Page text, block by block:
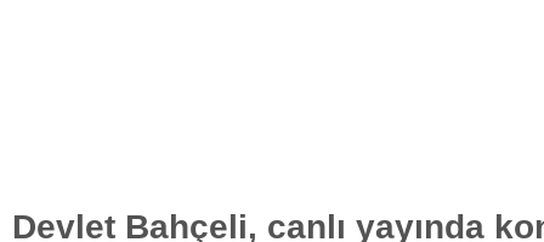
Devlet Bahçeli, canlı yayında